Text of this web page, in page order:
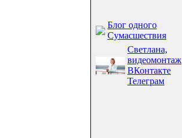
Блог одного
Сумасшествия
Светлана,
видеомонтаж
ВКонтакте
Телеграм